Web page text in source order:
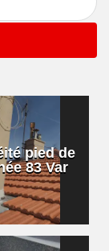
pied de
83 Var